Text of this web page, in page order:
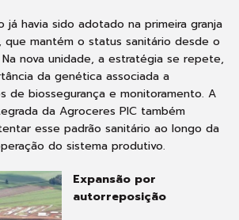
já havia sido adotado na primeira granja
que mantém o status sanitário desde o
nova unidade, a estratégia se repete,
da genética associada a
de biossegurança e monitoramento. A
da Agroceres PIC também
esse padrão sanitário ao longo da
do sistema produtivo.
Expansão por
autorreposição